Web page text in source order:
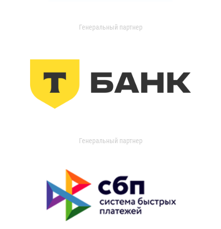
Генеральный партнер
Генеральный партнер